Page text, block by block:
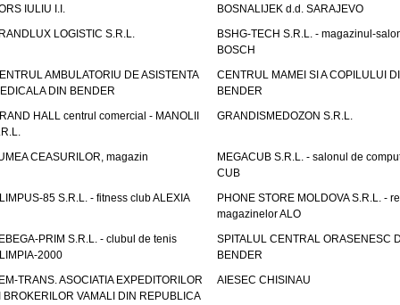
IULIU I.I.
BOSNALIJEK d.d. SARAJEVO
LOGISTIC S.R.L.
BSHG-TECH S.R.L. - magazinul-
BOSCH
AMBULATORIU DE ASISTENTA
DIN BENDER
CENTRUL MAMEI SI A COPILULUI
BENDER
HALL centrul comercial - MANOLII
GRANDISMEDOZON S.R.L.
CEASURILOR, magazin
MEGACUB S.R.L. - salonul de
CUB
85 S.R.L. - fitness club ALEXIA
PHONE STORE MOLDOVA S.R.L. -
magazinelor ALO
PRIM S.R.L. - clubul de tenis
2000
SPITALUL CENTRAL ORASENESC
BENDER
TRANS. ASOCIATIA EXPEDITORILOR
BROKERILOR VAMALI DIN REPUBLICA
AIESEC CHISINAU